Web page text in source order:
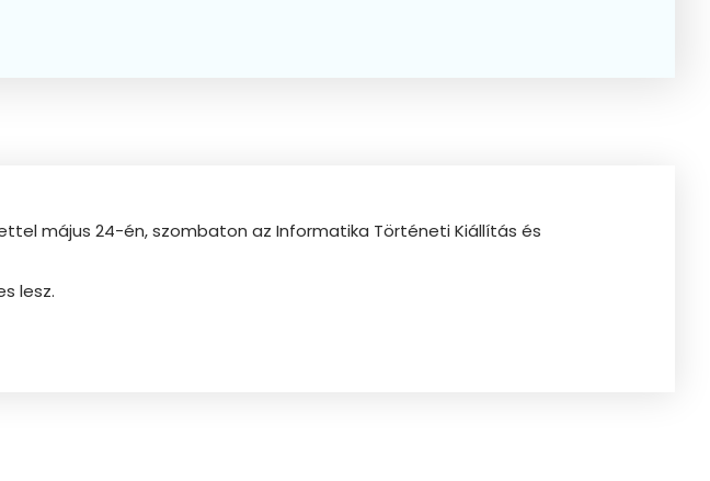
május 24-én, szombaton az Informatika Történeti Kiállítás és
lesz.